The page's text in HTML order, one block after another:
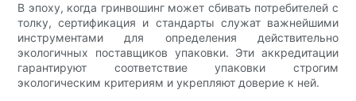
В эпоху, когда гринвошинг может сбивать потребителей с
толку, сертификация и стандарты служат важнейшими
инструментами для определения действительно
экологичных поставщиков упаковки. Эти аккредитации
гарантируют соответствие упаковки строгим
экологическим критериям и укрепляют доверие к ней.